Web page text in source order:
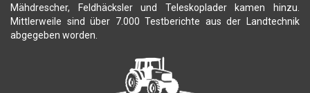
Mähdrescher, Feldhäcksler und Teleskoplader kamen hinzu.
Mittlerweile sind über 7.000 Testberichte aus der Landtechnik
abgegeben worden.